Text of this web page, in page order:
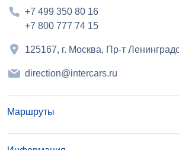
+7 499 350 80 16
+7 800 777 74 15
125167, г. Москва, Пр-т
direction@intercars.ru
Маршруты